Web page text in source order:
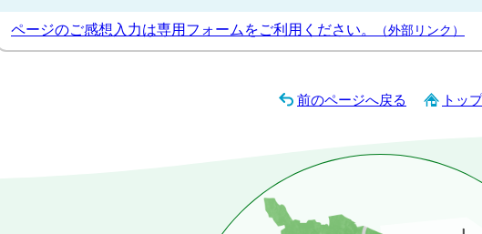
ページのご感想入力は専用フォームをご利用ください。 （外部リンク）
前のページへ戻る トッ